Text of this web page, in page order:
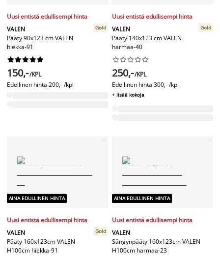
Uusi entistä edullisempi hinta
VALEN
Pääty 90x123 cm VALEN
hiekka-91
Gold






150,-/KPL
Edellinen hinta 200,- /kpl
Uusi entistä edullisempi hinta
VALEN
Pääty 140x123 cm VALEN
harmaa-40
Gold






250,-/KPL
Edellinen hinta 300,- /kpl
+ lisää kokoja
AINA EDULLINEN HINTA
Uusi entistä edullisempi hinta
VALEN
Pääty 160x123cm VALEN
H100cm hiekka-91
Gold
AINA EDULLINEN HINTA
Uusi entistä edullisempi hinta
VALEN
Sängynpääty 160x123cm VALEN
H100cm harmaa-23